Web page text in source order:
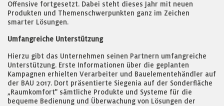
Offensive fortgesetzt. Dabei steht dieses Jahr mit neuen
Produkten und Themenschwerpunkten ganz im Zeichen
smarter Lösungen.
Umfangreiche Unterstützung
Hierzu gibt das Unternehmen seinen Partnern umfangreiche
Unterstützung. Erste Informationen über die geplanten
Kampagnen erhielten Verarbeiter und Bauelementehändler auf
der BAU 2017. Dort präsentierte Siegenia auf der Sonderfläche
„Raumkomfort" sämtliche Produkte und Systeme für die
bequeme Bedienung und Überwachung von Lösungen der